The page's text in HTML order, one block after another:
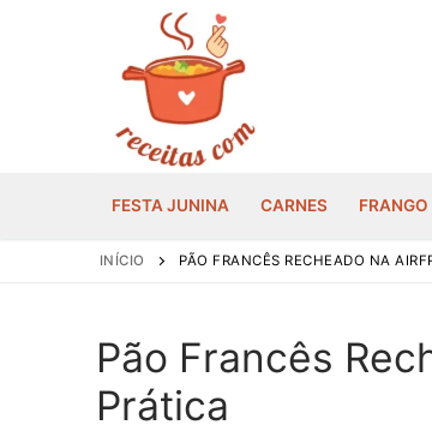
FESTA JUNINA CARNES FRANGO
INÍCIO PÃO FRANCÊS RECHEADO NA
Pão Francês
Prática